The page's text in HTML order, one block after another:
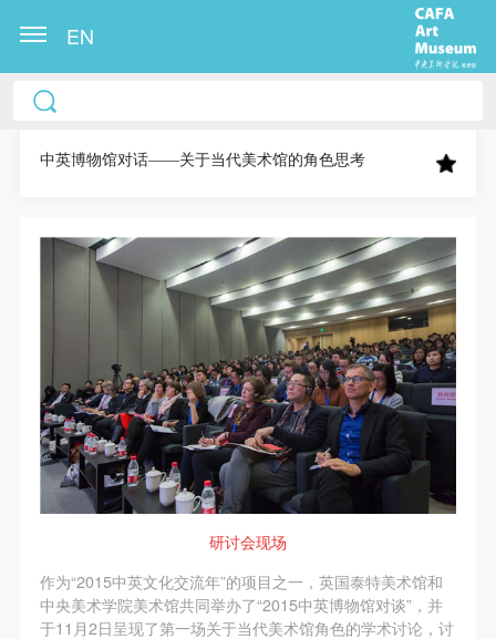
EN
中英博物馆对话——关于当代美术馆的角色思考
研讨会现场
作为“2015中英文化交流年”的项目之一，英国泰特美术馆和
中央美术学院美术馆共同举办了“2015中英博物馆对谈”，并
于11月2日呈现了第一场关于当代美术馆角色的学术讨论，讨
中央美术学院美术馆出版授权协议书
称“CAFAM”），愿意将本人参与中央美术学院美术馆
果（如参与工作坊创作的作品）提交中央美术学院用
作发表、出版。中央美术学院可以以电子、网络及其
它数字媒体形式公开出版，并同意编入《中国知识资
源总库》《中央美术学院资料库》《中央美术学院美
术馆资料库》等相关资料、文献、档案机构和平台，
在中央美术学院中使用和在互联网上传播，同意按相
关“章程”规定享受相关权益。
中央美术学院美术馆活动安全免责协议书
第一条
本次活动公平公正、自愿参加与退出、风险与责任自
识。
第二条
中央美术学院美术馆出版授权协议书
称“CAFAM”），愿意将本人参与中央美术学院美术馆
果（如参与工作坊创作的作品）提交中央美术学院用
作发表、出版。中央美术学院可以以电子、网络及其
它数字媒体形式公开出版，并同意编入《中国知识资
源总库》《中央美术学院资料库》《中央美术学院美
术馆资料库》等相关资料、文献、档案机构和平台，
在中央美术学院中使用和在互联网上传播，同意按相
关“章程”规定享受相关权益。
中央美术学院美术馆活动安全免责协议书
第一条
本次活动公平公正、自愿参加与退出、风险与责任自
识。
第二条
中央美术学院美术馆出版授权协议书
称“CAFAM”），愿意将本人参与中央美术学院美术馆
果（如参与工作坊创作的作品）提交中央美术学院用
作发表、出版。中央美术学院可以以电子、网络及其
它数字媒体形式公开出版，并同意编入《中国知识资
源总库》《中央美术学院资料库》《中央美术学院美
术馆资料库》等相关资料、文献、档案机构和平台，
在中央美术学院中使用和在互联网上传播，同意按相
关“章程”规定享受相关权益。
中央美术学院美术馆活动安全免责协议书
第一条
本次活动公平公正、自愿参加与退出、风险与责任自
识。
第二条